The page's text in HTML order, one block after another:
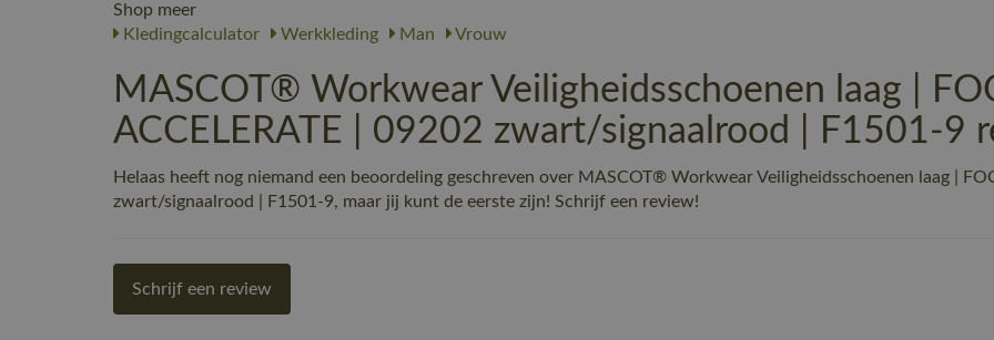
Shop meer
Kledingcalculator
Werkkleding Man Vrouw
MASCOT® Workwear Veiligheidsschoenen laag |
ACCELERATE | 09202 zwart/signaalrood | F1501-9
Helaas heeft nog niemand een beoordeling geschreven over MASCOT® Workwear Veiligheidsschoenen laag |
zwart/signaalrood | F1501-9, maar jij kunt de eerste zijn! Schrijf een review!
Schrijf een review